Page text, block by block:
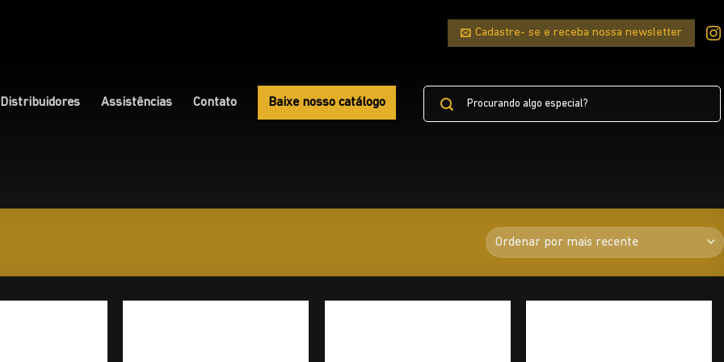
Cadastre- se e receba nossa newsletter
Distribuidores Assistências Contato Baixe nosso catálogo
Pesquisar